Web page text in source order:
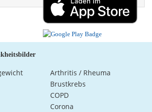
Arthritis / Rheuma
Brustkrebs
COPD
Corona